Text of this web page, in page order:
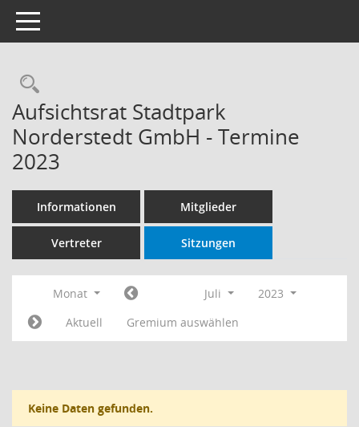
Toggle navigation
Rechercheauswahl
Aufsichtsrat Stadtpark
Norderstedt GmbH - Termine
2023
Informationen Mitglieder
Vertreter Sitzungen
Monat Juli
2023
Aktuell
Gremium auswählen
Keine Daten gefunden.